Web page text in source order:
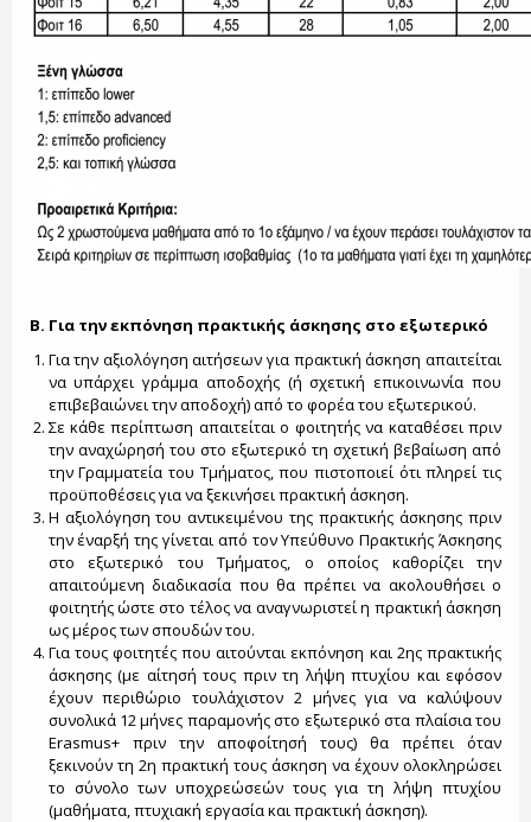
Β. Για την εκπόνηση πρακτικής άσκησης στο εξωτερικό
Για την αξιολόγηση αιτήσεων για πρακτική άσκηση απαιτείται
να υπάρχει γράμμα αποδοχής (ή σχετική επικοινωνία που
επιβεβαιώνει την αποδοχή) από το φορέα του εξωτερικού.
Σε κάθε περίπτωση απαιτείται ο φοιτητής να καταθέσει πριν
την αναχώρησή του στο εξωτερικό τη σχετική βεβαίωση από
την Γραμματεία του Τμήματος, που πιστοποιεί ότι πληρεί τις
προϋποθέσεις για να ξεκινήσει πρακτική άσκηση.
Η αξιολόγηση του αντικειμένου της πρακτικής άσκησης πριν
την έναρξή της γίνεται από τον Υπεύθυνο Πρακτικής Άσκησης
στο εξωτερικό του Τμήματος, ο οποίος καθορίζει την
απαιτούμενη διαδικασία που θα πρέπει να ακολουθήσει ο
φοιτητής ώστε στο τέλος να αναγνωριστεί η πρακτική άσκηση
ως μέρος των σπουδών του.
Για τους φοιτητές που αιτούνται εκπόνηση και 2ης πρακτικής
άσκησης (με αίτησή τους πριν τη λήψη πτυχίου και εφόσον
έχουν περιθώριο τουλάχιστον 2 μήνες για να καλύψουν
συνολικά 12 μήνες παραμονής στο εξωτερικό στα πλαίσια του
Erasmus+ πριν την αποφοίτησή τους) θα πρέπει όταν
ξεκινούν τη 2η πρακτική τους άσκηση να έχουν ολοκληρώσει
το σύνολο των υποχρεώσεών τους για τη λήψη πτυχίου
(μαθήματα, πτυχιακή εργασία και πρακτική άσκηση).